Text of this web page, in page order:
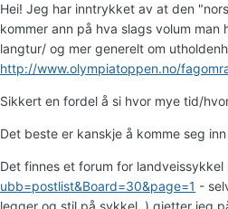
Hei! Jeg har inntrykket av at den
kommer ann på hva slags volum
langtur/ og mer generelt om
http://www.olympiatoppen.no/
Sikkert en fordel å si hvor mye tid/
Det beste er kanskje å komme seg
Det finnes et forum for landveissykkel
ubb=postlist&Board=30&page=1 -